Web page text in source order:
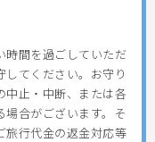
時間を過ごしていただ
してください。お守り
中止・中断、または各
合がございます。そ
旅行代金の返金対応等